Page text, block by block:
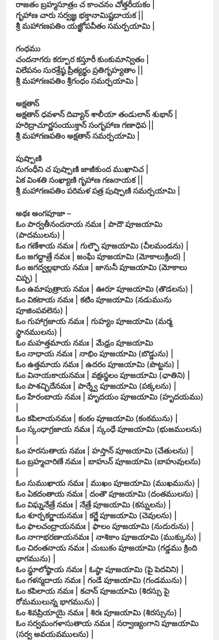
రాజతం బ్రహ్మసూత్రం చ కాంచనం చోత్తరీయకం |
గృహాణ చారు సర్వజ్ఞ భక్తానామిష్టదాయక ||
శ్రీ మహాగణపతిం యజ్ఞోపవీతం సమర్పయామి |
గంధము
చందనాగరు కర్పూర కస్తూరీ కుంకుమాన్వితం |
విలేపనం సురశ్రేష్ఠ ప్రీత్యర్థం ప్రతిగృహ్యతాం ||
శ్రీ మహాగణపతిం శ్రీగంధం సమర్పయామి |
అక్షతాన్
అక్షతాన్ ధవళాన్ దివ్యాన్ శాలీయా తండులాన్ శుభాన్ |
హరిద్రాచూర్ణసంయుక్తాన్ సంగృహాణ గణాధిప ||
శ్రీ మహాగణపతిం అక్షతాన్ సమర్పయామి |
పుష్పాణి
సుగంధీని చ పుష్పాణి జాజీకుంద ముఖానిచ |
ఏక వింశతి సంఖ్యాణి గృహాణ గణనాయక ||
శ్రీ మహాగణపతిం పరిమళ పత్ర పుష్పాణి సమర్పయామి |
అథః అంగపూజా –
ఓం పార్వతీనందనాయ నమః | పాదౌ పూజయామి
(పాదములను) |
ఓం గణేశాయ నమః | గుల్ఫౌ పూజయామి (చీలమండను) |
ఓం జగద్ధాత్రే నమః | జంఘే పూజయామి (మోకాలుక్రింద) |
ఓం జగద్వల్లభాయ నమః | జానునీ పూజయామి (మోకాలు
చిప్ప) |
ఓం ఉమాపుత్రాయ నమః | ఊరూ పూజయామి (తొడలను) |
ఓం వికటాయ నమః | కటిం పూజయామి (నడుమును
పూజింపవలెను) |
ఓం గుహాగ్రజాయ నమః | గుహ్యం పూజయామి (మర్మ
స్థానములను) |
ఓం మహత్తమాయ నమః | మేఢ్రం పూజయామి
ఓం నాధాయ నమః | నాభిం పూజయామి (బొడ్డును) |
ఓం ఉత్తమాయ నమః | ఉదరం పూజయామి (పొట్టను) |
ఓం వినాయకాయనమః | వక్షఃస్థలం పూజయామి (ఛాతిని) |
ఓం పాశచ్ఛిదేనమః | పార్శ్వే పూజయామి (పక్కలను) |
ఓం హేరంబాయ నమః | హృదయం పూజయామి (హృదయము)
ఓం కపిలాయనమః | కంఠం పూజయామి (కంఠమును) |
ఓం స్కంధాగ్రజాయ నమః | స్కంధే పూజయామి (భుజములను)
ఓం హరసుతాయ నమః | హస్తాన్ పూజయామి (చేతులను) |
ఓం బ్రహ్మచారిణే నమః | బాహున్ పూజయామి (బాహువులను)
ఓం సుముఖాయ నమః | ముఖం పూజయామి (ముఖమును) |
ఓం ఏకదంతాయ నమః | దంతౌ పూజయామి (దంతములను) |
ఓం విఘ్ననేత్రే నమః | నేత్రే పూజయామి (కన్నులను) |
ఓం శూర్పకర్ణాయనమః | కర్ణే పూజయామి (చెవులను) |
ఓం ఫాలచంద్రాయనమః | ఫాలం పూజయామి (నుదురును) |
ఓం నాగాభరణాయనమః | నాశికాం పూజయామి (ముక్కును) |
ఓం చిరంతనాయ నమః | చుబుకం పూజయామి (గడ్డము క్రింది
భాగమును) |
ఓం స్థూలోష్ఠాయ నమః | ఓష్ఠా పూజయామి (పై పెదవిని) |
ఓం గళన్మదాయ నమః | గండే పూజయామి (గండమును) |
ఓం కపిలాయ నమః | కచాన్ పూజయామి (శిరస్సు పై
రోమములున్న భాగమును) |
ఓం శివప్రియాయై నమః | శిరః పూజయామి (శిరస్సును) |
ఓం సర్వమంగళాసుతాయ నమః | సర్వాణ్యంగాని పూజయామి
(సర్వ అవయవములను) |